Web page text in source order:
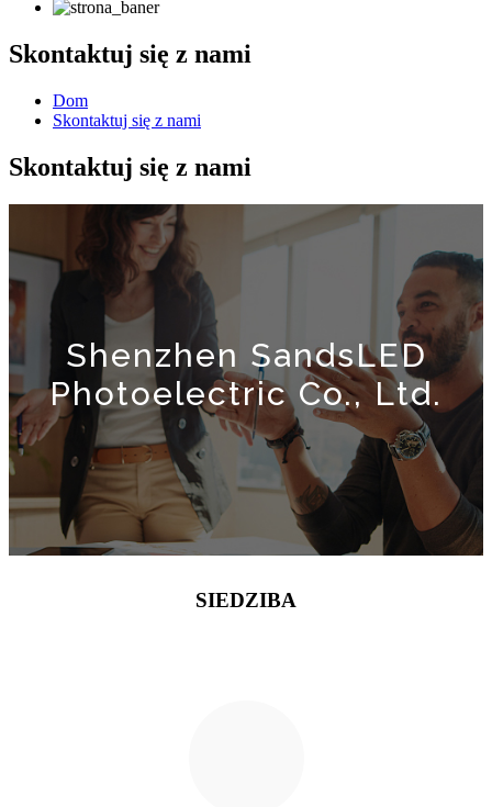
Skontaktuj się z nami
Dom
Skontaktuj się z nami
Skontaktuj się z nami
Shenzhen SandsLED
Photoelectric Co., Ltd.
SIEDZIBA